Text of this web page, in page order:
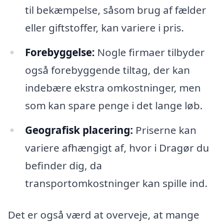
til bekæmpelse, såsom brug af fælder
eller giftstoffer, kan variere i pris.
Forebyggelse: Nogle firmaer tilbyder
også forebyggende tiltag, der kan
indebære ekstra omkostninger, men
som kan spare penge i det lange løb.
Geografisk placering: Priserne kan
variere afhængigt af, hvor i Dragør du
befinder dig, da
transportomkostninger kan spille ind.
Det er også værd at overveje, at mange